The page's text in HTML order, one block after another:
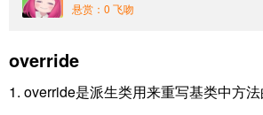
悬赏：0 飞吻
override
1. override是派生类用来重写基类中方法